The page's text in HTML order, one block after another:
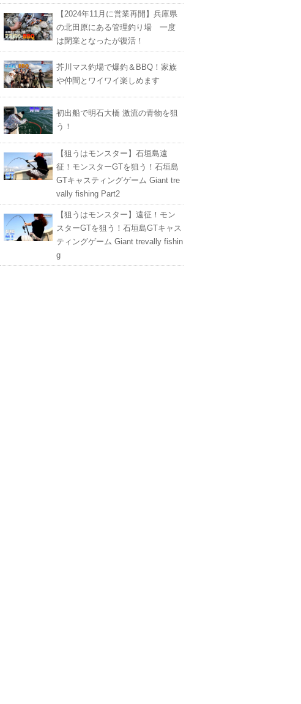
【2024年11月に営業再開】兵庫県
の北田原にある管理釣り場 一度
は閉業となったが復活！
芥川マス釣場で爆釣＆BBQ！家族
や仲間とワイワイ楽しめます
初出船で明石大橋 激流の青物を狙
う！
【狙うはモンスター】石垣島遠
征！モンスターGTを狙う！石垣島
GTキャスティングゲーム Giant tre
vally fishing Part2
【狙うはモンスター】遠征！モン
スターGTを狙う！石垣島GTキャス
ティングゲーム Giant trevally fishin
g